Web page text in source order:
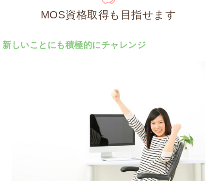
MOS資格取得も目指せます
新しいことにも積極的にチャレンジ